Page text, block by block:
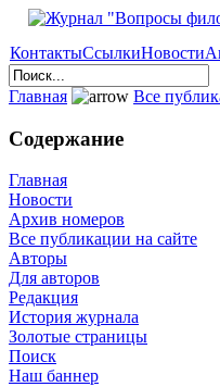
КонтактыСсылкиНовости
Главная Все
Содержание
Главная
Новости
Архив номеров
Все публикации на сайте
Авторы
Для авторов
Редакция
История журнала
Золотые страницы
Поиск
Наш баннер